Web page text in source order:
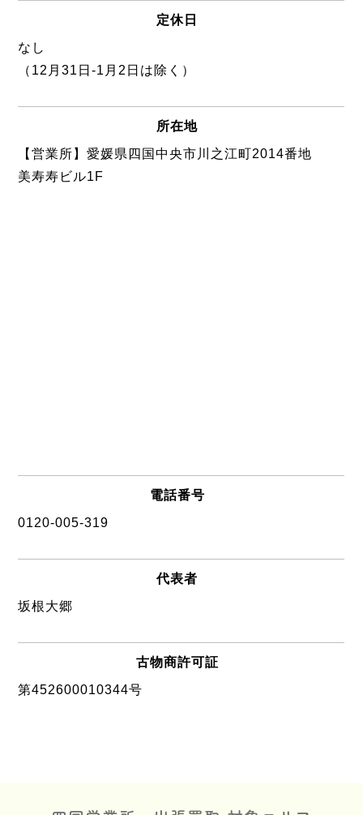
定休日
なし
（12月31日-1月2日は除く）
所在地
【営業所】愛媛県四国中央市川之江町2014番地
美寿寿ビル1F
電話番号
0120-005-319
代表者
坂根大郷
古物商許可証
第452600010344号